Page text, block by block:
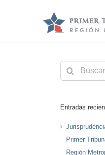
Buscar:
Entradas
Primer
Región